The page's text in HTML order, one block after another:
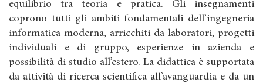
equilibrio tra teoria e pratica. Gli insegnamenti
coprono tutti gli ambiti fondamentali dell’ingegneria
informatica moderna, arricchiti da laboratori, progetti
individuali e di gruppo, esperienze in azienda e
possibilità di studio all’estero. La didattica è supportata
da attività di ricerca scientifica all’avanguardia e da un